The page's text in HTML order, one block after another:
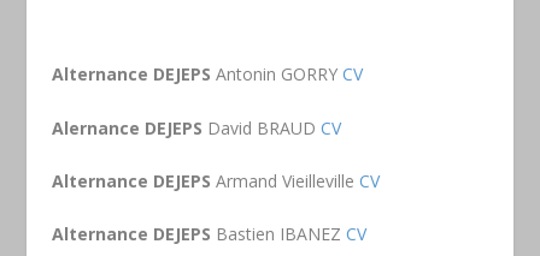
Alternance DEJEPS Antonin GORRY CV
Alernance DEJEPS David BRAUD CV
Alternance DEJEPS Armand Vieilleville CV
Alternance DEJEPS Bastien IBANEZ CV